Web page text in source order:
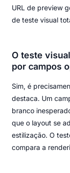
URL de preview
de teste visual
O teste
por campos
Sim, é
destaca. Um
branco
que o layout se
estilização. O
compara a